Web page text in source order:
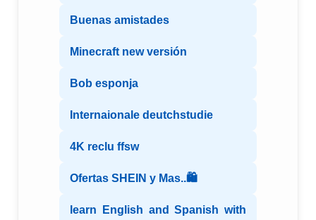
Buenas amistades
Minecraft new versión
Bob esponja
Internaionale deutchstudie
4K reclu ffsw
Ofertas SHEIN y Mas..🛍️
learn English and Spanish with